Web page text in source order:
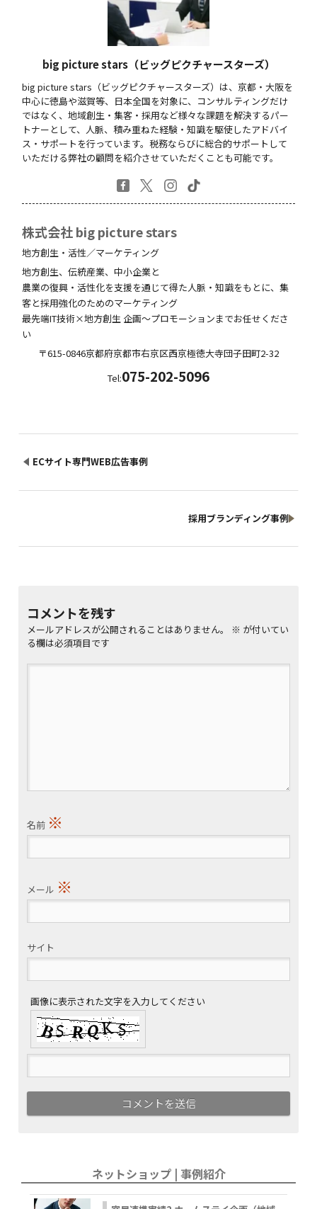
big picture stars（ビッグピクチャースターズ）
big picture stars（ビッグピクチャースターズ）は、京都・大阪を
中心に徳島や滋賀等、日本全国を対象に、コンサルティングだけ
ではなく、地域創生・集客・採用など様々な課題を解決するパー
トナーとして、人脈、積み重ねた経験・知識を駆使したアドバイ
ス・サポートを行っています。税務ならびに総合的サポートして
いただける弊社の顧問を紹介させていただくことも可能です。
株式会社 big picture stars
地方創生・活性／マーケティング
地方創生、伝統産業、中小企業と
農業の復興・活性化を支援を通じて得た人脈・知識をもとに、集
客と採用強化のためのマーケティング
最先端IT技術×地方創生 企画～プロモーションまでお任せくださ
い
〒615-0846京都府京都市右京区西京極徳大寺団子田町2-32
Tel:075-202-5096
ECサイト専門WEB広告事例
採用ブランディング事例
コメントを残す
メールアドレスが公開されることはありません。 ※ が付いてい
る欄は必須項目です
名前 ※
メール ※
サイト
画像に表示された文字を入力してください
ネットショップ | 事例紹介